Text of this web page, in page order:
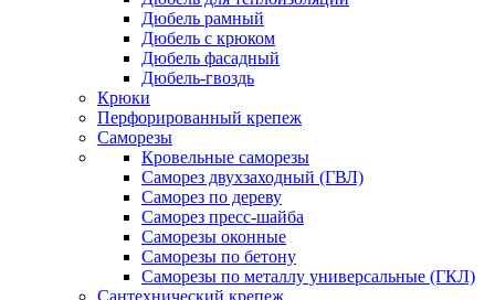
Дюбель рамный
Дюбель с крюком
Дюбель фасадный
Дюбель-гвоздь
Крюки
Перфорированный крепеж
Саморезы
Кровельные саморезы
Саморез двухзаходный (ГВЛ)
Саморез по дереву
Саморез пресс-шайба
Саморезы оконные
Саморезы по бетону
Саморезы по металлу универсальные (ГКЛ)
Сантехнический крепеж